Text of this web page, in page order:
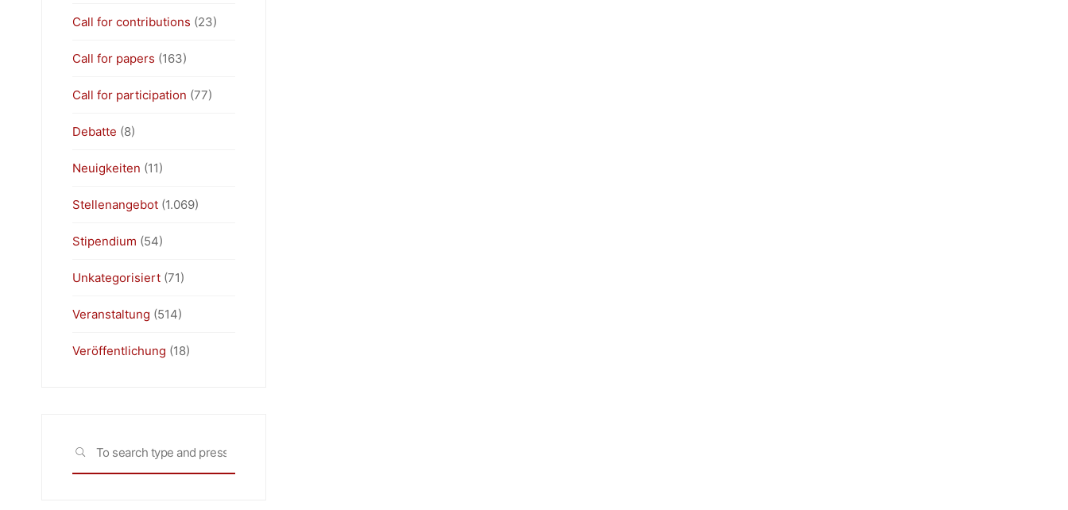
Call for contributions (23)
Call for papers (163)
Call for participation (77)
Debatte (8)
Neuigkeiten (11)
Stellenangebot(1.069)
Stipendium (54)
Unkategorisiert(71)
Veranstaltung (514)
Veröffentlichung (18)
SEARCH